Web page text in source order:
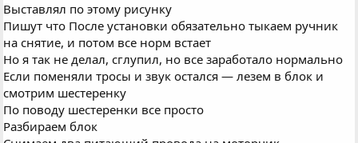
Выставлял по этому рисунку
Пишут что После установки обязательно тыкаем ручник
на снятие, и потом все норм встает
Но я так не делал, сглупил, но все заработало нормально
Если поменяли тросы и звук остался — лезем в блок и
смотрим шестеренку
По поводу шестеренки все просто
Разбираем блок